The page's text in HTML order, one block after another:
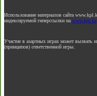
Использование материалов сайта
индексируемой гиперссылки на www.kpl.kz
Участие в азартных играх может вызвать
(принципов) ответственной игры.